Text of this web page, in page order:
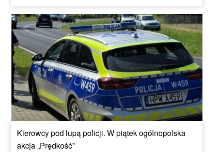
Kierowcy pod lupą policji. W piątek ogólnopolska
akcja „Prędkość”